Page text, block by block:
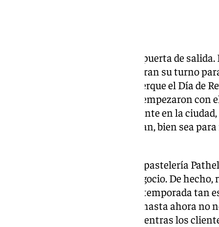
La cola de espera casi llega a la puerta de
rellenos de nata y sin nata esperan su turno
saben lo que significa que se acerque el Día de
medio siglo en Málaga, cuando empezaron
se ha convertido ya en un referente en la
centenares de clientes se acercan, bien sea
Paco Sánchez, propietario de la pastelería
Reyes es un día clave para el negocio. De
continuo de su negocio en esta temporada tan
muy bien como todos los años, hasta ahora no
Reyes”, comenta con orgullo, mientras los